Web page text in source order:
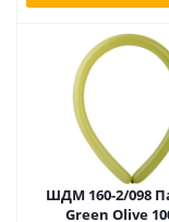
ШДМ 160-2/098
Green Olive